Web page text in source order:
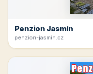
Penzion Jasmín
penzion-jasmin.cz